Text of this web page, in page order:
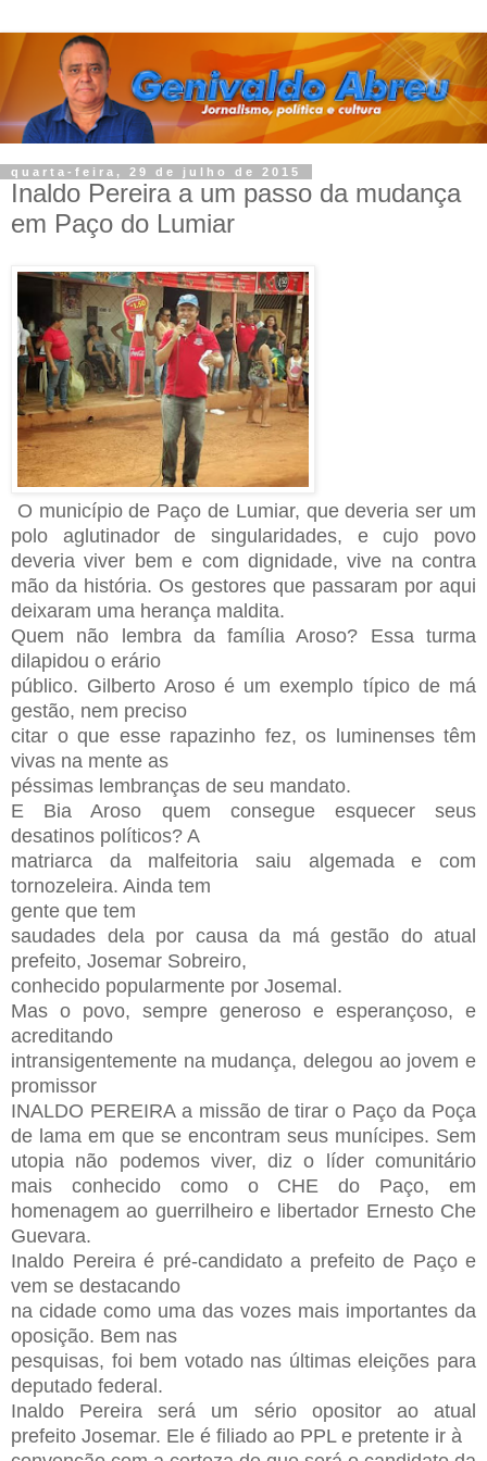
quarta-feira, 29 de julho de 2015
Inaldo Pereira a um passo da mudança
em Paço do Lumiar
O município de Paço de Lumiar, que deveria ser um
polo aglutinador de singularidades, e cujo povo
deveria viver bem e com dignidade, vive na contra
mão da história. Os gestores que passaram por aqui
deixaram uma herança maldita.
Quem não lembra da família Aroso? Essa turma
dilapidou o erário
público. Gilberto Aroso é um exemplo típico de má
gestão, nem preciso
citar o que esse rapazinho fez, os luminenses têm
vivas na mente as
péssimas lembranças de seu mandato.
E Bia Aroso quem consegue esquecer seus
desatinos políticos? A
matriarca da malfeitoria saiu algemada e com
tornozeleira. Ainda tem
gente que tem
saudades dela por causa da má gestão do atual
prefeito, Josemar Sobreiro,
conhecido popularmente por Josemal.
Mas o povo, sempre generoso e esperançoso, e
acreditando
intransigentemente na mudança, delegou ao jovem e
promissor
INALDO PEREIRA a missão de tirar o Paço da Poça
de lama em que se encontram seus munícipes. Sem
utopia não podemos viver, diz o líder comunitário
mais conhecido como o CHE do Paço, em
homenagem ao guerrilheiro e libertador Ernesto Che
Guevara.
Inaldo Pereira é pré-candidato a prefeito de Paço e
vem se destacando
na cidade como uma das vozes mais importantes da
oposição. Bem nas
pesquisas, foi bem votado nas últimas eleições para
deputado federal.
Inaldo Pereira será um sério opositor ao atual
prefeito Josemar. Ele é filiado ao PPL e pretente ir à